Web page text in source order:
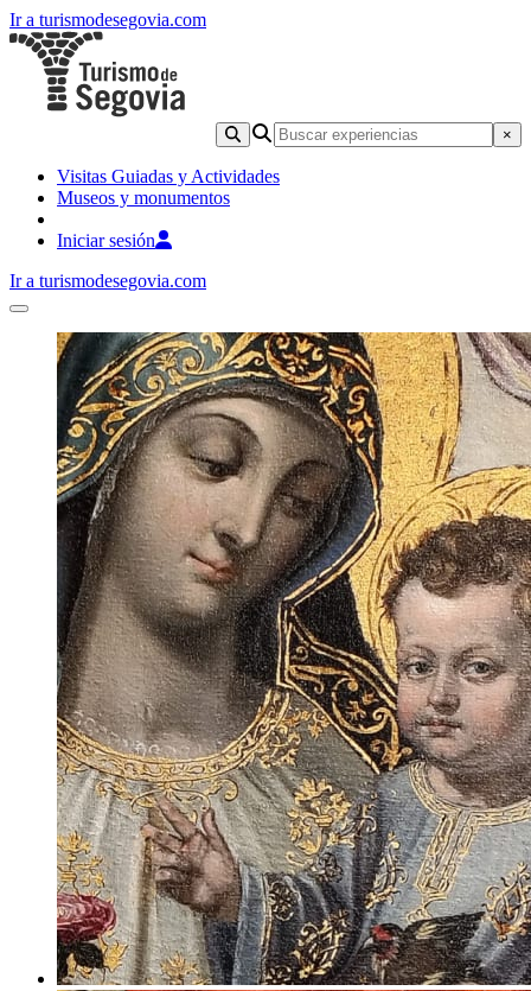
Ir a turismodesegovia.com
×
Visitas Guiadas y Actividades
Museos y monumentos
Iniciar sesión
Ir a turismodesegovia.com